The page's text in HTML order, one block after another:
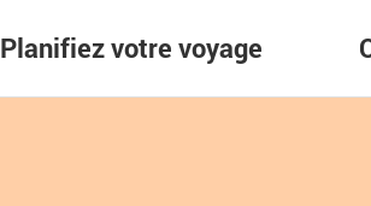
Planifiez votre voyage